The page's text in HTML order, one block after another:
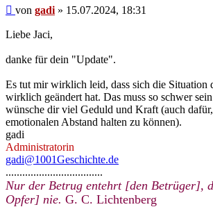
Beitrag
von gadi » 15.07.2024, 18:31
Liebe Jaci,
danke für dein "Update".
Es tut mir wirklich leid, dass sich die Situation
wirklich geändert hat. Das muss so schwer
wünsche dir viel Geduld und Kraft (auch
emotionalen Abstand halten zu können).
gadi
Administratorin
gadi@1001Geschichte.de
...................................
Nur der Betrug entehrt [den Betrüger],
Opfer] nie. G. C. Lichtenberg